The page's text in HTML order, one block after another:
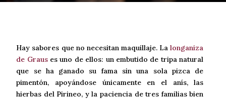
Hay sabores que no necesitan maquillaje. Lalonganiza
de Grauses uno de ellos: un embutido de tripa natural
que se ha ganado su fama sin una sola pizca de
pimentón, apoyándose únicamente en el anís, las
hierbas del Pirineo, y la paciencia de tres familias bien